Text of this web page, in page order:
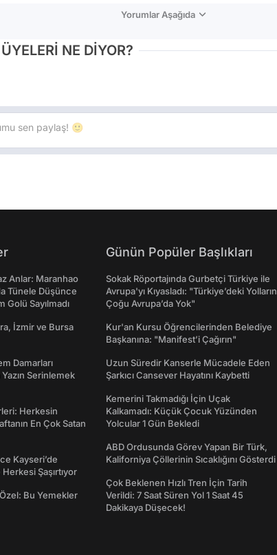
Yorumlar Aşağıda
NE DİYOR?
Anlar: Maranhao
Tünele Düşünce
Golü Sayılmadı
İzmir ve Bursa
Damarları
Serinlemek
Herkesin
En Çok Satan
Kayseri’de
Şaşırtıyor
Bu Yemekler
Günün Popüler Başlıkları
Sokak Röportajında Gurbetçi Türkiye ile
Avrupa'yı Kıyasladı: "Türkiye’deki Yolların
Çoğu Avrupa’da Yok"
Kur'an Kursu Öğrencilerinden Belediye
Başkanına: "Manifest’i Çağırın"
Uzun Süredir Kanserle Mücadele Eden
Şarkıcı Cansever Hayatını Kaybetti
Kemerini Takmadığı İçin Uçak
Kalkamadı: Küçük Çocuk Yüzünden
Yolcular 1 Gün Bekledi
ABD Ordusunda Görev Yapan Bir Türk,
Kaliforniya Çöllerinin Sıcaklığını Gösterdi
Çok Beklenen Hızlı Tren İçin Tarih
Verildi: 7 Saat Süren Yol 1 Saat 45
Dakikaya Düşecek!